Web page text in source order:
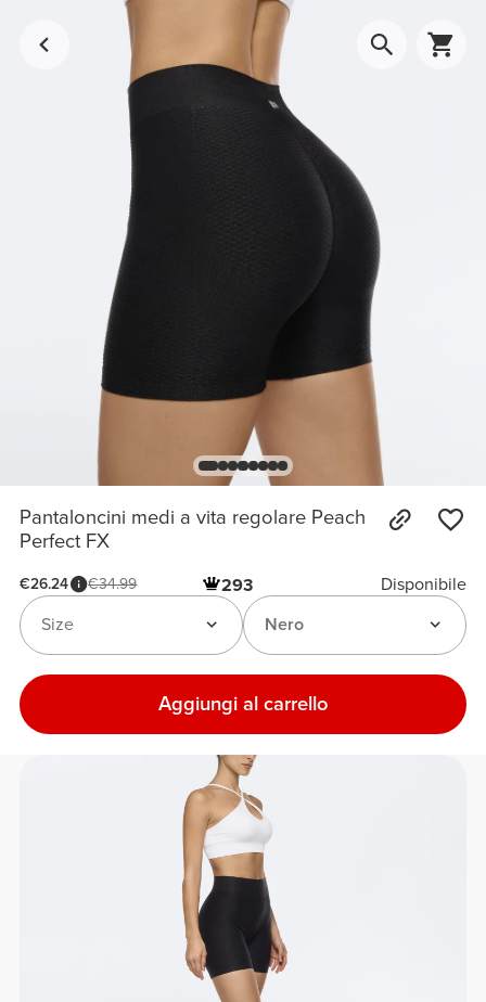
Pantaloncini medi a vita regolare Peach
Perfect FX
€26.24 €34.99 293
Disponibile
Nero
Size
Aggiungi al carrello